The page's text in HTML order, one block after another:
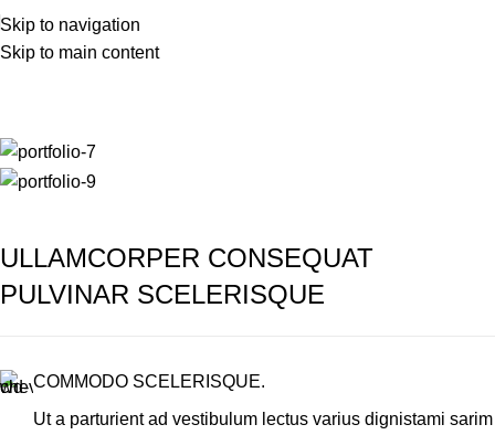
Skip to navigation
Skip to main content
Portfolio
ULLAMCORPER CONSEQUAT
PULVINAR SCELERISQUE
COMMODO SCELERISQUE.
Ut a parturient ad vestibulum lectus varius dignistami sarim